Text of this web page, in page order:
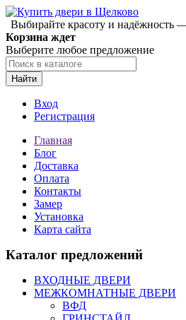
Выбирайте красоту и надёжность
Корзина ждет
Выберите любое предложение
Найти
Вход
Регистрация
Главная
Блог
Доставка
Оплата
Контакты
Замер
Установка
Карта сайта
Каталог предложений
ВХОДНЫЕ ДВЕРИ
МЕЖКОМНАТНЫЕ ДВЕРИ
ВФД